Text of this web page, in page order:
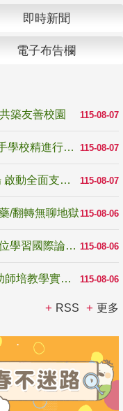
即時新聞
電子布告欄
115-08-07
築友善校園
115-08-07
強化學習歷程檔案推動效能 國教署攜手學校精進行政與教學支持
115-08-07
迎接115學年度新進教師加入教育現場 啟動全面支持陪伴
115-08-06
/翻轉無聊地獄
115-08-06
匯聚全球視野深化師生AI素養 2026數位學習國際論壇高雄登場
115-08-06
深化師培與現場連結！教育部加碼補助師培教學實踐研究 10月師培國際研討會交流教學實踐經驗
RSS 更多